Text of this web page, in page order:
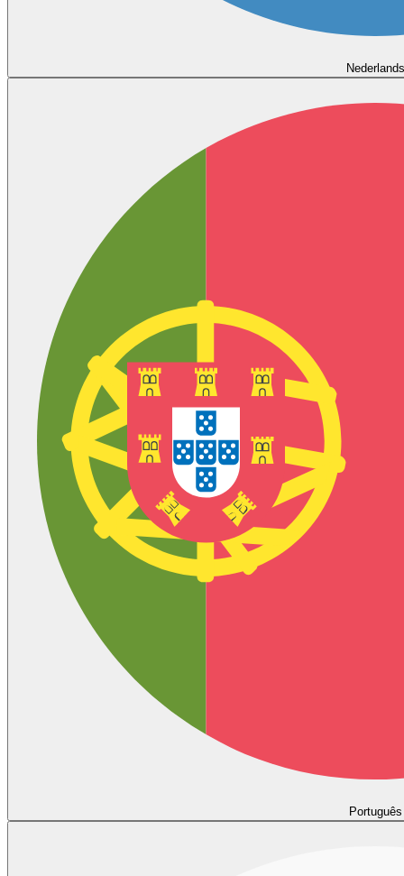
Nederlands
Português